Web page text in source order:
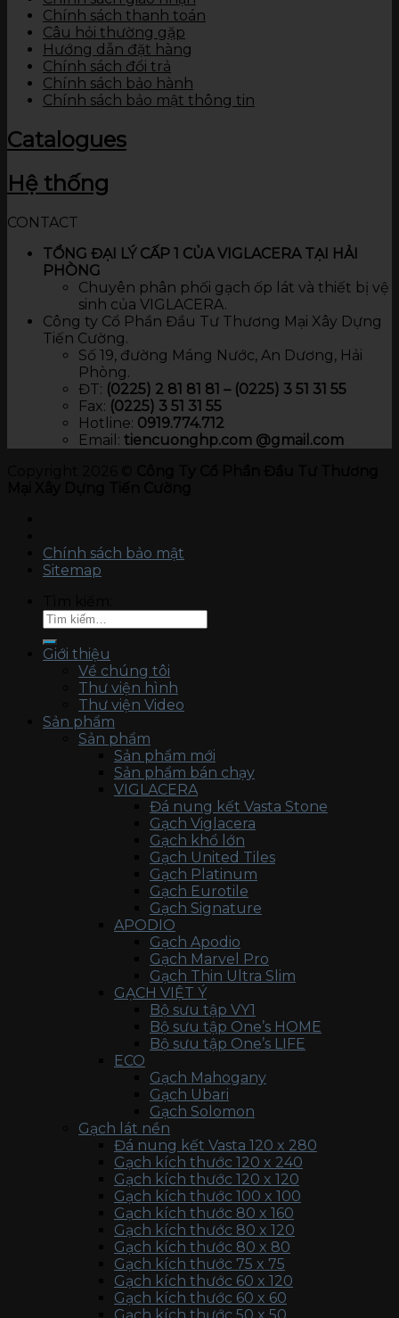
Chính sách thanh toán
Câu hỏi thường gặp
Hướng dẫn đặt hàng
Chính sách đổi trả
Chính sách bảo hành
Chính sách bảo mật thông tin
Catalogues
Hệ thống
CONTACT
TỔNG ĐẠI LÝ CẤP 1 CỦA VIGLACERA TẠI HẢI
PHÒNG
Chuyên phân phối gạch ốp lát và thiết bị vệ
sinh của VIGLACERA.
Công ty Cổ Phần Đầu Tư Thương Mại Xây Dựng
Tiến Cường.
Số 19, đường Máng Nước, An Dương, Hải
Phòng.
ĐT: (0225) 2 81 81 81 – (0225) 3 51 31 55
Fax: (0225) 3 51 31 55
Hotline: 0919.774.712​
Email: tiencuonghp.com @gmail.com
Chính sách bảo mật
Sitemap
Giới thiệu
Về chúng tôi
Thư viện hình
Thư viện Video
Sản phẩm
Sản phẩm
Sản phẩm mới
Sản phẩm bán chạy
VIGLACERA
Đá nung kết Vasta Stone
Gạch Viglacera
Gạch khổ lớn
Gạch United Tiles
Gạch Platinum
Gạch Eurotile
Gạch Signature
APODIO
Gạch Apodio
Gạch Marvel Pro
Gạch Thin Ultra Slim
GẠCH VIỆT Ý
Bộ sưu tập VY1
Bộ sưu tập One’s HOME
Bộ sưu tập One’s LIFE
ECO
Gạch Mahogany
Gạch Ubari
Gạch Solomon
Gạch lát nền
Đá nung kết Vasta 120 x 280
Gạch kích thước 120 x 240
Gạch kích thước 120 x 120
Gạch kích thước 100 x 100
Gạch kích thước 80 x 160
Gạch kích thước 80 x 120
Gạch kích thước 80 x 80
Gạch kích thước 75 x 75
Gạch kích thước 60 x 120
Gạch kích thước 60 x 60